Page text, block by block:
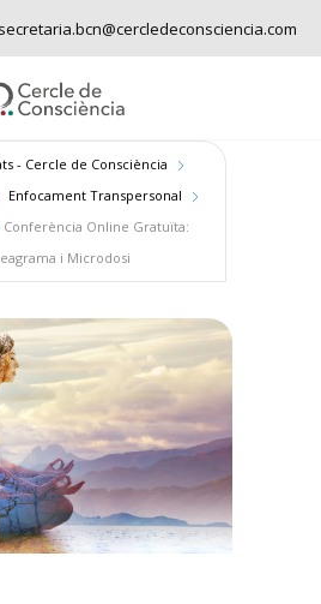
secretaria.bcn@cercledeconsciencia.com
- Cercle de Consciència
Enfocament Transpersonal
Conferència Online Gratuïta:
i Microdosi